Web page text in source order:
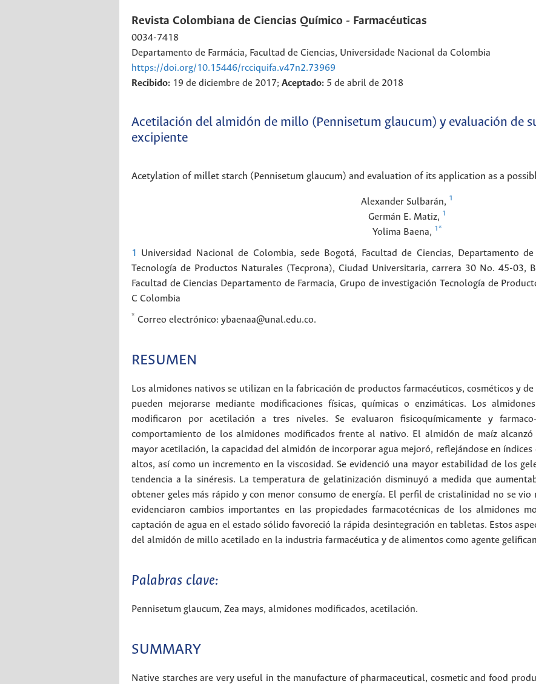
Revista Colombiana de Ciencias Químico - Farmacéuticas
0034-7418
Departamento de Farmácia, Facultad de Ciencias, Universidade Nacional da Colombia
https://doi.org/10.15446/rcciquifa.v47n2.73969
Recibido: 19 de diciembre de 2017; Aceptado: 5 de abril de 2018
Acetilación del almidón de millo (Pennisetum glaucum) y evaluación de
excipiente
Acetylation of millet starch (Pennisetum glaucum) and evaluation of its application as a
Alexander Sulbarán, 1
Germán E. Matiz, 1
Yolima Baena, 1 *
1
Universidad Nacional de Colombia, sede Bogotá, Facultad de Ciencias, Departamento
Tecnología de Productos Naturales (Tecprona), Ciudad Universitaria, carrera 30 No. 45-03,
Facultad de Ciencias Departamento de Farmacia, Grupo de investigación Tecnología de
C Colombia
* Correo electrónico: ybaenaa@unal.edu.co.
RESUMEN
Los almidones nativos se utilizan en la fabricación de productos farmacéuticos, cosméticos y
pueden mejorarse mediante modificaciones físicas, químicas o enzimáticas. Los
modificaron por acetilación a tres niveles. Se evaluaron fisicoquímicamente y
comportamiento de los almidones modificados frente al nativo. El almidón de maíz
mayor acetilación, la capacidad del almidón de incorporar agua mejoró, reflejándose en
altos, así como un incremento en la viscosidad. Se evidenció una mayor estabilidad de los
tendencia a la sinéresis. La temperatura de gelatinización disminuyó a medida que
obtener geles más rápido y con menor consumo de energía. El perfil de cristalinidad no se
evidenciaron cambios importantes en las propiedades farmacotécnicas de los almidones
captación de agua en el estado sólido favoreció la rápida desintegración en tabletas. Estos
del almidón de millo acetilado en la industria farmacéutica y de alimentos como agente
Palabras clave:
Pennisetum glaucum, Zea mays, almidones modificados, acetilación.
SUMMARY
Native starches are very useful in the manufacture of pharmaceutical, cosmetic and food